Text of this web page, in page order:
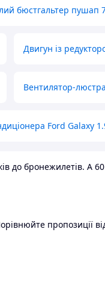
бюстгальтер пушап
Двигун із
Вентилятор-
Ford Galaxy
бронежилетів. А 60
пропозиції